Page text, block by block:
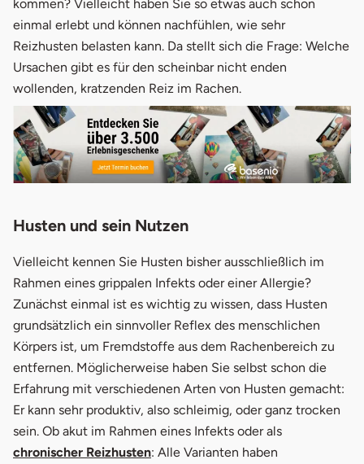
2.1 Erkältung
2.2 Entzündungen der unteren Atemwege
2.3 Sinusitis
2.4 Allergien
2.5 Äußere Reize
4. Quellen
kommen? Vielleicht haben Sie so etwas auch schon
einmal erlebt und können nachfühlen, wie sehr
Reizhusten belasten kann. Da stellt sich die Frage: Welche
Ursachen gibt es für den scheinbar nicht enden
wollenden, kratzenden Reiz im Rachen.
Husten und sein Nutzen
Vielleicht kennen Sie Husten bisher ausschließlich im
Rahmen eines grippalen Infekts oder einer Allergie?
Zunächst einmal ist es wichtig zu wissen, dass Husten
grundsätzlich ein sinnvoller Reflex des menschlichen
Körpers ist, um Fremdstoffe aus dem Rachenbereich zu
entfernen. Möglicherweise haben Sie selbst schon die
Erfahrung mit verschiedenen Arten von Husten gemacht:
Er kann sehr produktiv, also schleimig, oder ganz trocken
sein. Ob akut im Rahmen eines Infekts oder als
chronischer Reizhusten: Alle Varianten haben